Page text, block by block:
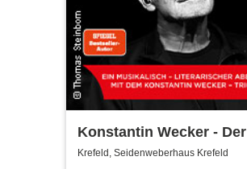
Konstantin Wecker - Der
Liebe zuliebe
Krefeld, Seidenweberhaus Krefeld